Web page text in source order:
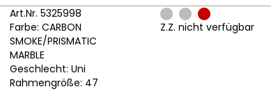
Art.Nr. 5325998
Farbe: CARBON
SMOKE/PRISMATIC
MARBLE
Geschlecht: Uni
Rahmengröße: 47
Z.Z. nicht verfügbar